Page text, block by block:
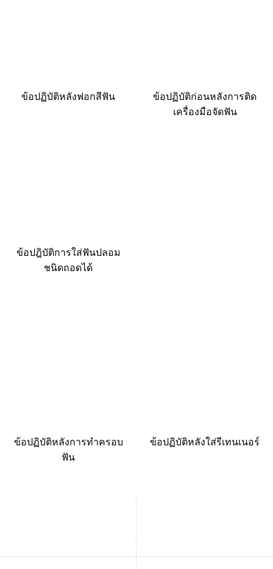
ข้อปฏิบัติหลังฟอกสีฟัน
ข้อปฎิบัติการใส่ฟันปลอม
ชนิดถอดได้
ข้อปฏิบัติก่อนหลังการติด
เครื่องมือจัดฟัน
ข้อปฏิบัติหลังการทำครอบ
ฟัน
ข้อปฏิบัติหลังใส่รีเทนเนอร์